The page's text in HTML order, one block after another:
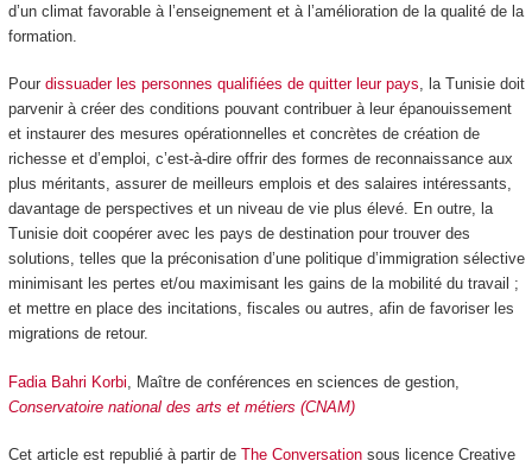
d’un climat favorable à l’enseignement et à l’amélioration de la qualité de la
formation.
Pour dissuader les personnes qualifiées de quitter leur pays, la Tunisie doit
parvenir à créer des conditions pouvant contribuer à leur épanouissement
et instaurer des mesures opérationnelles et concrètes de création de
richesse et d’emploi, c’est-à-dire offrir des formes de reconnaissance aux
plus méritants, assurer de meilleurs emplois et des salaires intéressants,
davantage de perspectives et un niveau de vie plus élevé. En outre, la
Tunisie doit coopérer avec les pays de destination pour trouver des
solutions, telles que la préconisation d’une politique d’immigration sélective
minimisant les pertes et/ou maximisant les gains de la mobilité du travail ;
et mettre en place des incitations, fiscales ou autres, afin de favoriser les
migrations de retour.
Fadia Bahri Korbi , Maître de conférences en sciences de gestion,
Conservatoire national des arts et métiers (CNAM)
Cet article est republié à partir de The Conversationsous licence Creative